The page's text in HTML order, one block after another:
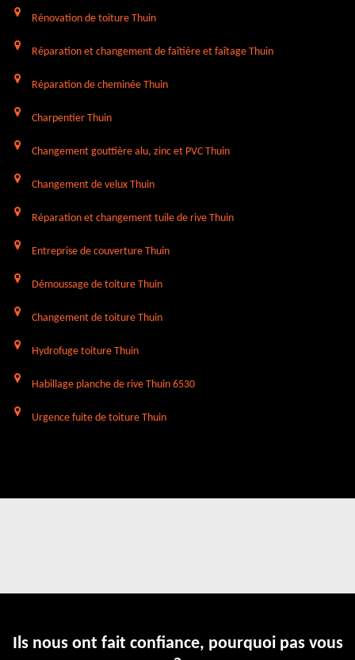
Rénovation de toiture Thuin
Réparation et changement de faîtière et faîtage Thuin
Réparation de cheminée Thuin
Charpentier Thuin
Changement gouttière alu, zinc et PVC Thuin
Changement de velux Thuin
Réparation et changement tuile de rive Thuin
Entreprise de couverture Thuin
Démoussage de toiture Thuin
Changement de toiture Thuin
Hydrofuge toiture Thuin
Habillage planche de rive Thuin 6530
Urgence fuite de toiture Thuin
Ils nous ont fait confiance, pourquoi pas vous